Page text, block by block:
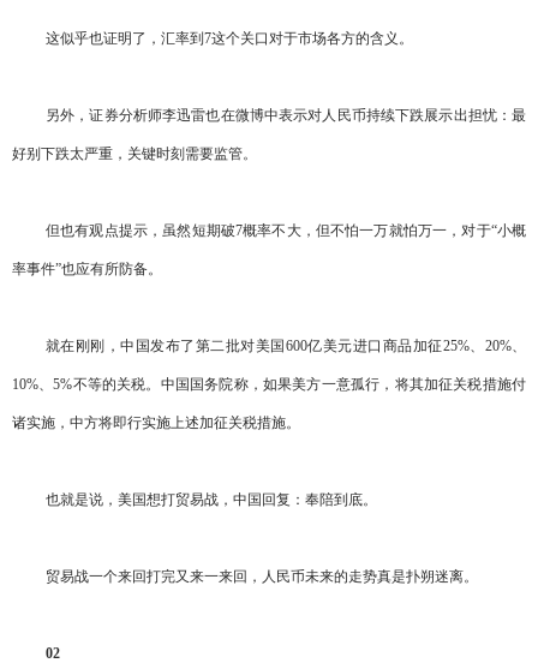
这似乎也证明了，汇率到7这个关口对于市场各方的含义。
另外，证券分析师李迅雷也在微博中表示对人民币持续下跌展示出担忧：最
好别下跌太严重，关键时刻需要监管。
但也有观点提示，虽然短期破7概率不大，但不怕一万就怕万一，对于“小概
率事件”也应有所防备。
就在刚刚，中国发布了第二批对美国600亿美元进口商品加征25%、20%、
10%、5%不等的关税。中国国务院称，如果美方一意孤行，将其加征关税措施付
诸实施，中方将即行实施上述加征关税措施。
也就是说，美国想打贸易战，中国回复：奉陪到底。
贸易战一个来回打完又来一来回，人民币未来的走势真是扑朔迷离。
02